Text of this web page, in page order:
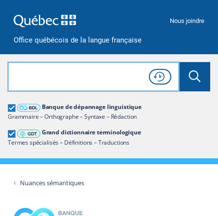
Office québécois de la langue française
Nous joindre
Rechercher dans tout le site
Lancer
Consulter l'
Historique
de recherche
Banque de dépannage linguistique
Grammaire – Orthographe – Syntaxe – Rédaction
Grand dictionnaire terminologique
Termes spécialisés – Définitions – Traductions
Grand dictionnaire terminologique
Restreindre aux termes
Nuances sémantiques